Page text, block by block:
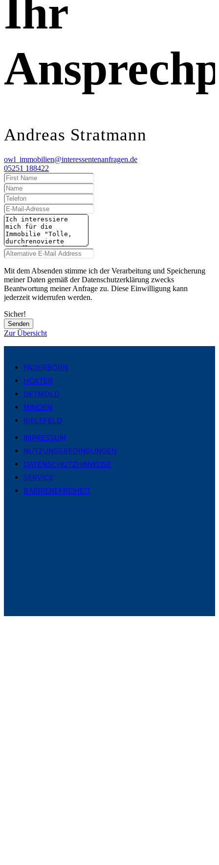
Ihr
Andreas Stratmann
owl_immobilien@interessentenanfragen.de
05251 188422
Mit dem Absenden stimme ich der Verarbeitung und Speicherung
meiner Daten gemäß der Datenschutzerklärung zwecks
Beantwortung meiner Anfrage zu. Diese Einwilligung kann
jederzeit widerrufen werden.
Sicher!
Senden
Zur Übersicht
PADERBORN
HÖXTER
DETMOLD
MINDEN
BIELEFELD
IMPRESSUM
NUTZUNGSBEDINGUNGEN
DATENSCHUTZHINWEISE
SERVICE
BARRIEREFREIHEIT